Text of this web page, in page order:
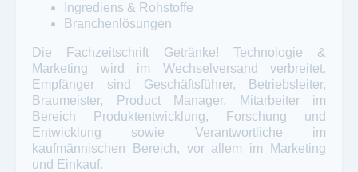
Ingrediens & Rohstoffe
Branchenlösungen
Die Fachzeitschrift Getränke! Technologie &
Marketing wird im Wechselversand verbreitet.
Empfänger sind Geschäftsführer, Betriebsleiter,
Braumeister, Product Manager, Mitarbeiter im
Bereich Produktentwicklung, Forschung und
Entwicklung sowie Verantwortliche im
kaufmännischen Bereich, vor allem im Marketing
und Einkauf.